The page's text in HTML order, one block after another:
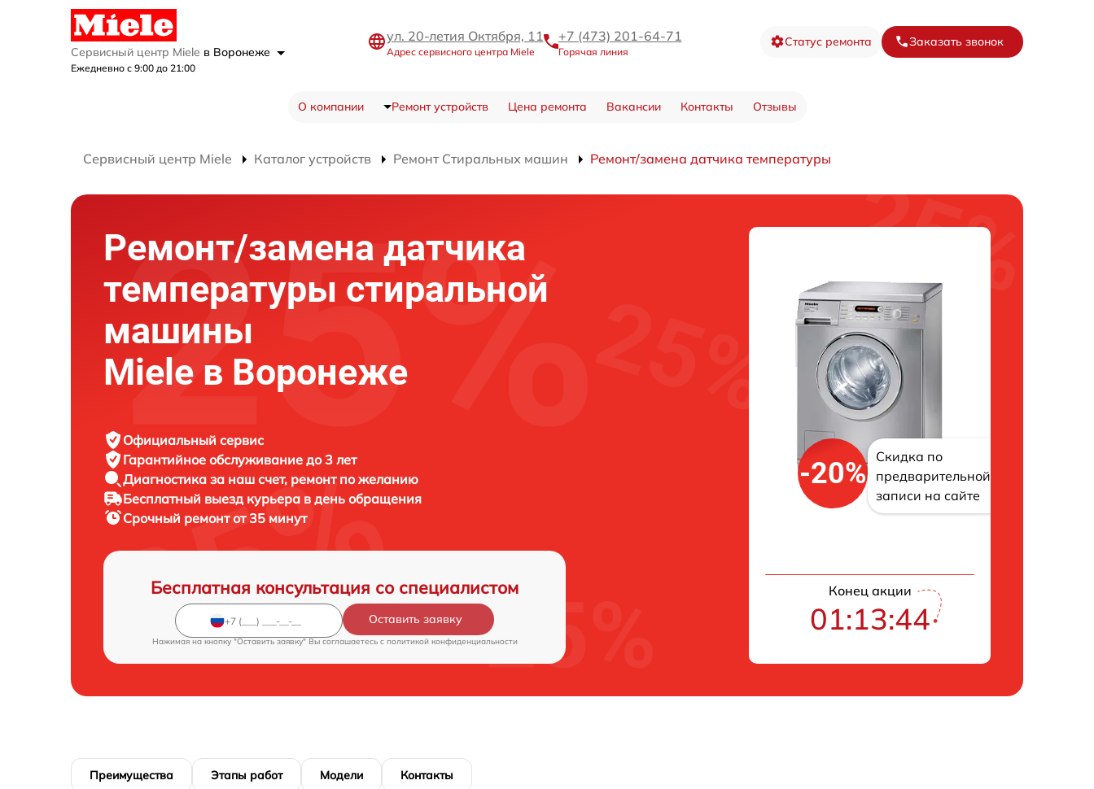
Сервисный центр Miele в Воронеже
Ежедневно с 9:00 до 21:00
ул. 20-летия Октября, 11
Адрес сервисного центра Miele
+7 (473) 201-64-71
Горячая линия
Статус ремонта Заказать звонок
О компании Ремонт устройств Цена ремонта Вакансии Контакты Отзывы
Сервисный центр Miele Каталог устройств Ремонт Стиральных машин Ремонт/замена датчика температуры
Ремонт/замена датчика
температуры стиральной
машины
Miele в Воронеже
Официальный сервис
Гарантийное обслуживание до 3 лет
Диагностика за наш счет, ремонт по желанию
Бесплатный выезд курьера в день обращения
Срочный ремонтот 35 минут
Бесплатная консультация со специалистом
Оставить заявку
Нажимая на кнопку "Оставить заявку" Вы соглашаетесь c политикой конфиденциальности
-20%
Скидка по
предварительной
записи на сайте
Конец акции
01:13:43
Преимущества Этапы работ Модели Контакты